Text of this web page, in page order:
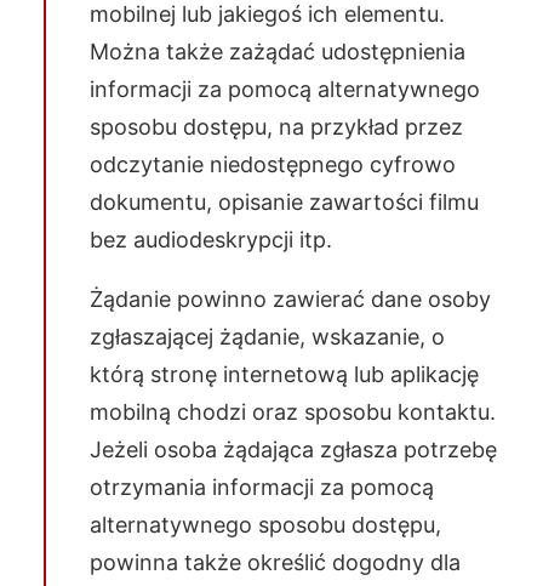
mobilnej lub jakiegoś ich elementu.
Można także zażądać udostępnienia
informacji za pomocą alternatywnego
sposobu dostępu, na przykład przez
odczytanie niedostępnego cyfrowo
dokumentu, opisanie zawartości filmu
bez audiodeskrypcji itp.
Żądanie powinno zawierać dane osoby
zgłaszającej żądanie, wskazanie, o
którą stronę internetową lub aplikację
mobilną chodzi oraz sposobu kontaktu.
Jeżeli osoba żądająca zgłasza potrzebę
otrzymania informacji za pomocą
alternatywnego sposobu dostępu,
powinna także określić dogodny dla